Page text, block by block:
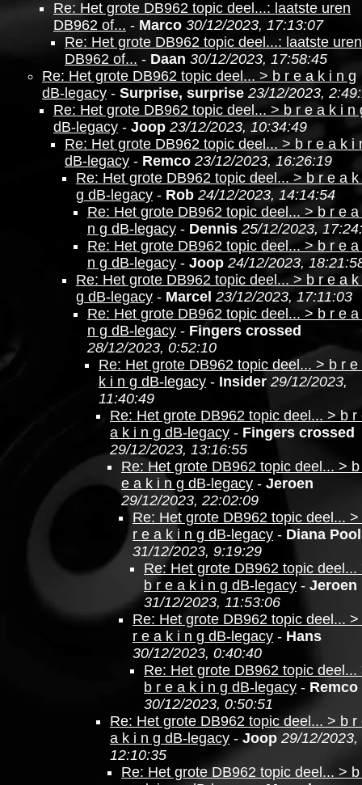
Re: Het grote DB962 topic deel...: laatste uren
DB962 of... - Marco 30/12/2023, 17:13:07
Re: Het grote DB962 topic deel...: laatste uren
DB962 of... - Daan 30/12/2023, 17:58:45
Re: Het grote DB962 topic deel... > b r e a k i n g
dB-legacy - Surprise, surprise 23/12/2023,
Re: Het grote DB962 topic deel... > b r e a k i n
dB-legacy - Joop 23/12/2023, 10:34:49
Re: Het grote DB962 topic deel... > b r e a k i
dB-legacy - Remco 23/12/2023, 16:26:19
Re: Het grote DB962 topic deel... > b r e a k
g dB-legacy - Rob 24/12/2023, 14:14:54
Re: Het grote DB962 topic deel... > b r e a
n g dB-legacy - Dennis 25/12/2023,
Re: Het grote DB962 topic deel... > b r e a
n g dB-legacy - Joop 24/12/2023,
Re: Het grote DB962 topic deel... > b r e a k
g dB-legacy - Marcel 23/12/2023, 17:11:03
Re: Het grote DB962 topic deel... > b r e a
n g dB-legacy - Fingers crossed
28/12/2023, 0:52:10
Re: Het grote DB962 topic deel... > b r e
k i n g dB-legacy - Insider 29/12/2023,
11:40:49
Re: Het grote DB962 topic deel... > b r
a k i n g dB-legacy - Fingers crossed
29/12/2023, 13:16:55
Re: Het grote DB962 topic deel... >
e a k i n g dB-legacy - Jeroen
29/12/2023, 22:02:09
Re: Het grote DB962 topic deel... >
r e a k i n g dB-legacy - Diana Pool
31/12/2023, 9:19:29
Re: Het grote DB962 topic deel...
b r e a k i n g dB-legacy - Jeroen
31/12/2023, 11:53:06
Re: Het grote DB962 topic deel... >
r e a k i n g dB-legacy - Hans
30/12/2023, 0:40:40
Re: Het grote DB962 topic deel...
b r e a k i n g dB-legacy - Remco
30/12/2023, 0:50:51
Re: Het grote DB962 topic deel... > b r
a k i n g dB-legacy - Joop 29/12/2023,
12:10:35
Re: Het grote DB962 topic deel... >